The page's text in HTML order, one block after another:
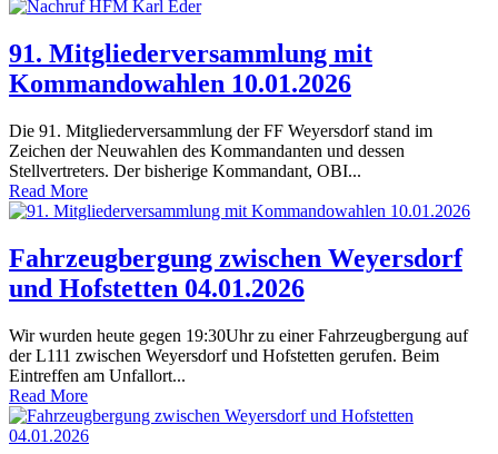
91. Mitgliederversammlung mit
Kommandowahlen 10.01.2026
Die 91. Mitgliederversammlung der FF Weyersdorf stand im
Zeichen der Neuwahlen des Kommandanten und dessen
Stellvertreters. Der bisherige Kommandant, OBI...
Read More
Fahrzeugbergung zwischen Weyersdorf
und Hofstetten 04.01.2026
Wir wurden heute gegen 19:30Uhr zu einer Fahrzeugbergung auf
der L111 zwischen Weyersdorf und Hofstetten gerufen. Beim
Eintreffen am Unfallort...
Read More